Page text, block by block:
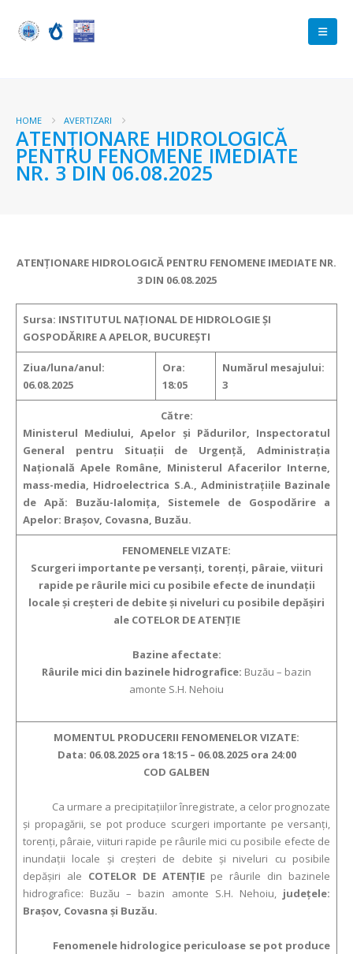
HOME AVERTIZARI
ATENŢIONARE HIDROLOGICĂ
PENTRU FENOMENE IMEDIATE
NR. 3 DIN 06.08.2025
ATENŢIONARE HIDROLOGICĂ PENTRU FENOMENE IMEDIATE NR.
3 DIN 06.08.2025
Sursa: INSTITUTUL NAȚIONAL DE HIDROLOGIE ȘI
GOSPODĂRIRE A APELOR, BUCUREȘTI
Ziua/luna/anul:
06.08.2025
Ora:
18:05
Numărul mesajului:
3
Către:
Ministerul Mediului, Apelor şi Pădurilor, Inspectoratul
General pentru Situaţii de Urgenţă, Administraţia
Naţională Apele Române, Ministerul Afacerilor Interne,
mass-media, Hidroelectrica S.A., Administraţiile Bazinale
de Apă: Buzău-Ialomița, Sistemele de Gospodărire a
Apelor: Brașov, Covasna, Buzău.
FENOMENELE VIZATE:
Scurgeri importante pe versanţi, torenţi, pâraie, viituri
rapide pe râurile mici cu posibile efecte de inundaţii
locale şi creşteri de debite şi niveluri cu posibile depăşiri
ale COTELOR DE ATENŢIE
Bazine afectate:
Râurile mici din bazinele hidrografice: Buzău – bazin
amonte S.H. Nehoiu
MOMENTUL PRODUCERII FENOMENELOR VIZATE:
Data: 06.08.2025 ora 18:15 – 06.08.2025 ora 24:00
COD GALBEN
Ca urmare a precipitaţiilor înregistrate, a celor prognozate
şi propagării, se pot produce scurgeri importante pe versanţi,
torenţi, pâraie, viituri rapide pe râurile mici cu posibile efecte de
inundaţii locale şi creşteri de debite şi niveluri cu posibile
depăşiri ale COTELOR DE ATENŢIEpe râurile din bazinele
hidrografice: Buzău – bazin amonte S.H. Nehoiu, judeţele:
Brașov, Covasna și Buzău.
Fenomenele hidrologice periculoase se pot produce